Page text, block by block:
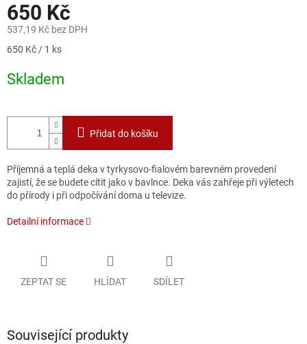
650 Kč
537,19 Kč bez DPH
Měrná
650 Kč / 1 ks
Skladem
Přidat do košíku
Příjemná a teplá deka v tyrkysovo-fialovém barevném provedení
zajistí, že se budete cítit jako v bavlnce. Deka vás zahřeje při výletech
do přírody i při odpočívání doma u televize.
Detailní informace
ZEPTAT SE HLÍDAT SDÍLET
Související produkty